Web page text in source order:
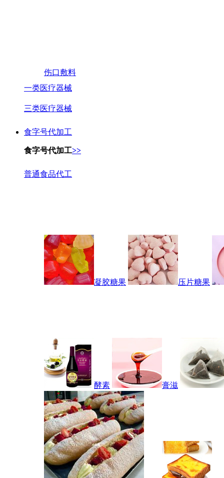
伤口敷料
一类医疗器械
三类医疗器械
食字号代加工
食字号代加工>>
普通食品代工
凝胶糖果 压片糖果
酵素 膏滋